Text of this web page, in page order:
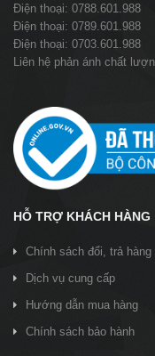
Điện thoại: 0788.601.988
Điện thoại: 0789.601.988
Điện thoại: 0703.601.988
Liên hệ phản ánh chất
HỖ TRỢ KHÁCH HÀNG
Chính sách đổi, trả hàng
Dịch vụ cung cấp
Hướng dẫn mua hàng
Chính sách bảo hành